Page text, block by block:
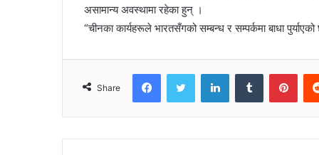
असामान्य अवस्थामा रहेका हुन् ।
“चीनका कार्यहरूले भारतसँगको सम्बन्ध र सम्पर्कमा बाधा
Share